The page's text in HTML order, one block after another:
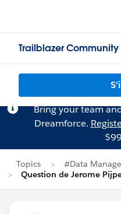
Trailblazer Community
Bring your team
Dreamforce.
Topics
#Data
Question de Jerome